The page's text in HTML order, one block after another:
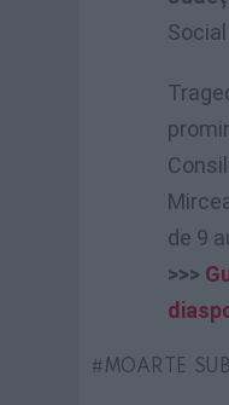
de 9
>>>
MOARTE